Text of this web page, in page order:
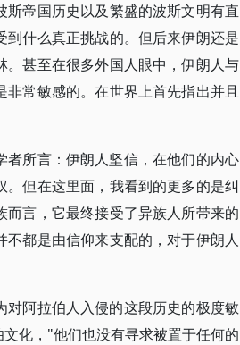
帝国历史以及繁盛的波斯文明有直
什么真正挑战的。但后来伊朗还是
甚至在很多外国人眼中，伊朗人与
常敏感的。在世界上首先指出并且
所言：伊朗人坚信，在他们的内心
但在这里面，我看到的更多的是纠
言，它最终接受了异族人所带来的
都是由信仰来支配的，对于伊朗人
阿拉伯人入侵的这段历史的极度敏
化，"他们也没有寻求被置于任何的